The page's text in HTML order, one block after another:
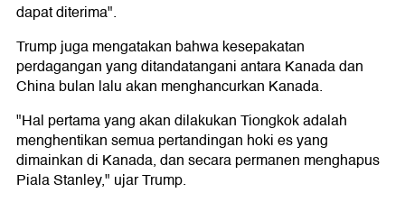
dapat diterima".
Trump juga mengatakan bahwa kesepakatan
perdagangan yang ditandatangani antara Kanada dan
China bulan lalu akan menghancurkan Kanada.
"Hal pertama yang akan dilakukan Tiongkok adalah
menghentikan semua pertandingan hoki es yang
dimainkan di Kanada, dan secara permanen menghapus
Piala Stanley," ujar Trump.